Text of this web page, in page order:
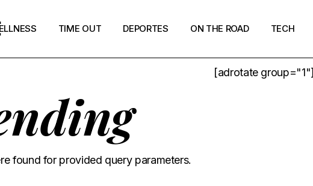
TIME OUT DEPORTES ON THE ROAD TECH
[adrotate group="1"]
found for provided query parameters.